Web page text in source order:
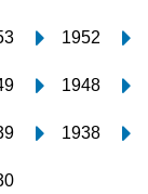
1952
1948
1938